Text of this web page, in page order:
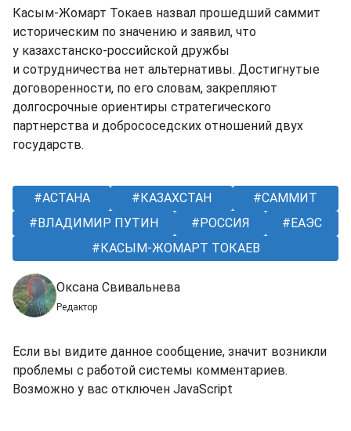
Касым-Жомарт Токаев назвал прошедший саммит
историческим по значению и заявил, что
у казахстанско-российской дружбы
и сотрудничества нет альтернативы. Достигнутые
договоренности, по его словам, закрепляют
долгосрочные ориентиры стратегического
партнерства и добрососедских отношений двух
государств.
АСТАНА КАЗАХСТАН
САММИТ
ВЛАДИМИР ПУТИН
РОССИЯ
ЕАЭС
КАСЫМ-ЖОМАРТ ТОКАЕВ
Оксана Свивальнева
Редактор
Если вы видите данное сообщение, значит возникли
проблемы с работой системы комментариев.
Возможно у вас отключен JavaScript